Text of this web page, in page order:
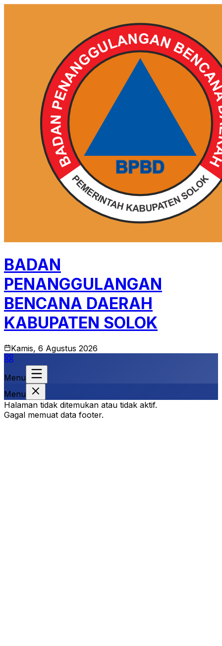
BADAN
PENANGGULANGAN
BENCANA DAERAH
KABUPATEN SOLOK
Kamis, 6 Agustus 2026
Menu
Menu
Halaman tidak ditemukan atau tidak aktif.
Gagal memuat data footer.